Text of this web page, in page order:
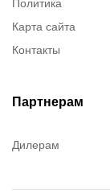
Политика
Карта сайта
Контакты
Партнерам
Дилерам